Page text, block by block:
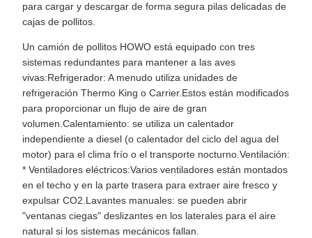
para cargar y descargar de forma segura pilas delicadas de
cajas de pollitos.
Un camión de pollitos HOWO está equipado con tres
sistemas redundantes para mantener a las aves
vivas:Refrigerador: A menudo utiliza unidades de
refrigeración Thermo King o Carrier.Estos están modificados
para proporcionar un flujo de aire de gran
volumen.Calentamiento: se utiliza un calentador
independiente a diesel (o calentador del ciclo del agua del
motor) para el clima frío o el transporte nocturno.Ventilación:
* Ventiladores eléctricos:Varios ventiladores están montados
en el techo y en la parte trasera para extraer aire fresco y
expulsar CO2.Lavantes manuales: se pueden abrir
"ventanas ciegas" deslizantes en los laterales para el aire
natural si los sistemas mecánicos fallan.